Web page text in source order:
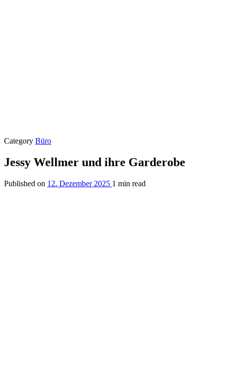
Category Büro
Jessy Wellmer und ihre Garderobe
Published on 12. Dezember 2025 1 min read